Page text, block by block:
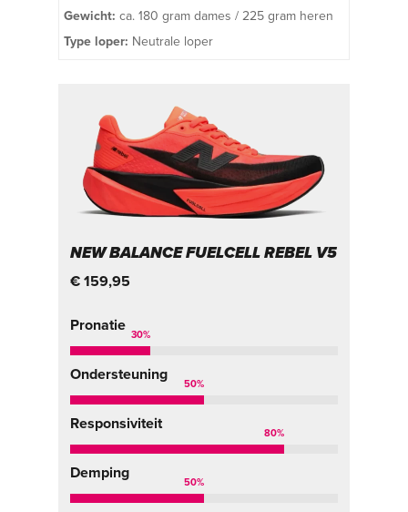
Gewicht: ca. 180 gram dames / 225 gram heren
Type loper: Neutrale loper
NEW BALANCE FUELCELL REBEL V5
€ 159,95
Pronatie
30%
Ondersteuning
50%
Responsiviteit
80%
Demping
50%